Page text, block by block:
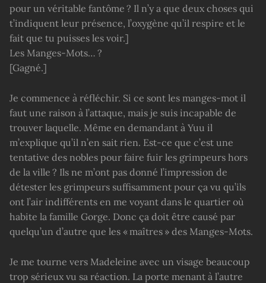
pour un véritable fantôme ? Il n’y a que deux choses qui
t’indiquent leur présence, l’oxygène qu’il respire et le
fait que tu puisses les voir.]
Les Manges-Mots… ?
[Gagné.]
Je commence à réfléchir. Si ce sont les manges-mot il
faut une raison à l’attaque, mais je suis incapable de
trouver laquelle. Même en demandant à Yuu il
m’explique qu’il n’en sait rien. Est-ce que c’est une
tentative des nobles pour faire fuir les grimpeurs hors
de la ville ? Ils ne m’ont pas donné l’impression de
détester les grimpeurs suffisamment pour ça vu qu’ils
ont l’air indifférents en me voyant dans le quartier où
habite la famille Gorge. Donc ça doit être causé par
quelqu’un d’autre que les « maîtres » des Manges-Mots.
Je me tourne vers Madeleine avec un visage beaucoup
trop sérieux vu sa réaction. La porte menant à l’autre